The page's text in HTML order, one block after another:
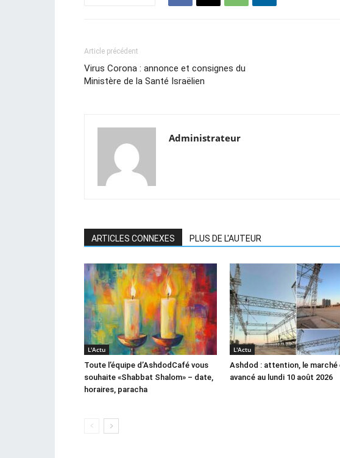
Article précédent
Virus Corona : annonce et consignes du
Ministère de la Santé Israëlien
Administrateur
ARTICLES CONNEXES PLUS DE L'AUTEUR
L'Actu
Toute l’équipe d’AshdodCafé vous
souhaite «Shabbat Shalom» – date,
horaires, paracha
L'Actu
Ashdod : attention, le marché
avancé au lundi 10 août 2026